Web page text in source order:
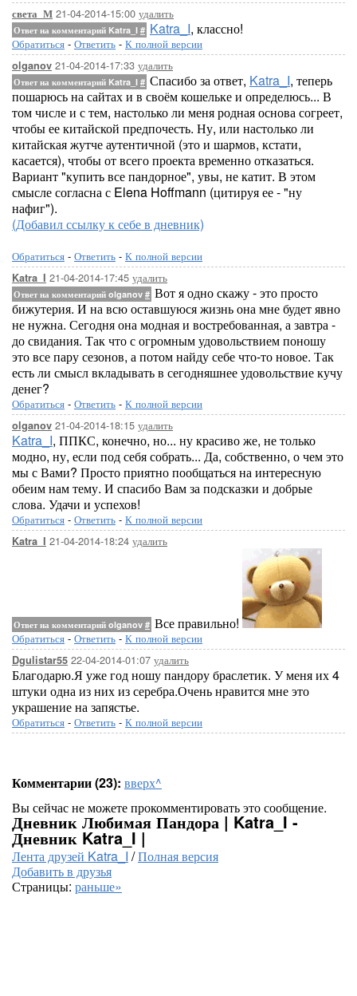
света_М 21-04-2014-15:00 удалить
Ответ на комментарий Katra_I # Katra_I, классно!
Обратиться - Ответить - К полной версии
olganov 21-04-2014-17:33 удалить
Ответ на комментарий Katra_I # Спасибо за ответ, Katra_I, теперь
пошарюсь на сайтах и в своём кошельке и определюсь... В
том числе и с тем, настолько ли меня родная основа согреет,
чтобы ее китайской предпочесть. Ну, или настолько ли
китайская жутче аутентичной (это и шармов, кстати,
касается), чтобы от всего проекта временно отказаться.
Вариант "купить все пандорное", увы, не катит. В этом
смысле согласна с Elena Hoffmann (цитируя ее - "ну
нафиг").
(Добавил ссылку к себе в дневник)
Обратиться - Ответить - К полной версии
Katra_I 21-04-2014-17:45 удалить
Ответ на комментарий olganov # Вот я одно скажу - это просто
бижутерия. И на всю оставшуюся жизнь она мне будет явно
не нужна. Сегодня она модная и востребованная, а завтра -
до свидания. Так что с огромным удовольствием поношу
это все пару сезонов, а потом найду себе что-то новое. Так
есть ли смысл вкладывать в сегодняшнее удовольствие кучу
денег?
Обратиться - Ответить - К полной версии
olganov 21-04-2014-18:15 удалить
Katra_I, ППКС, конечно, но... ну красиво же, не только
модно, ну, если под себя собрать... Да, собственно, о чем это
мы с Вами? Просто приятно пообщаться на интересную
обеим нам тему. И спасибо Вам за подсказки и добрые
слова. Удачи и успехов!
Обратиться - Ответить - К полной версии
Katra_I 21-04-2014-18:24 удалить
Ответ на комментарий olganov # Все правильно!
Обратиться - Ответить - К полной версии
Dgulistar55 22-04-2014-01:07 удалить
Благодарю.Я уже год ношу пандору браслетик. У меня их 4
штуки одна из них из серебра.Очень нравится мне это
украшение на запястье.
Обратиться - Ответить - К полной версии
Комментарии (23): вверх^
Вы сейчас не можете прокомментировать это сообщение.
Дневник Любимая Пандора | Katra_I -
Дневник Katra_I |
Лента друзей Katra_I /Полная версия
Добавить в друзья
Страницы: раньше»